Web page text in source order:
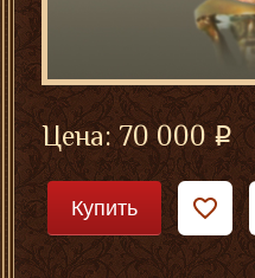
Цена:70 000
Купить